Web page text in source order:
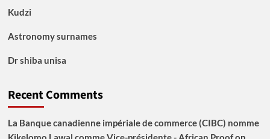
Kudzi
Astronomy surnames
Dr shiba unisa
Recent Comments
La Banque canadienne impériale de commerce (CIBC) nomme